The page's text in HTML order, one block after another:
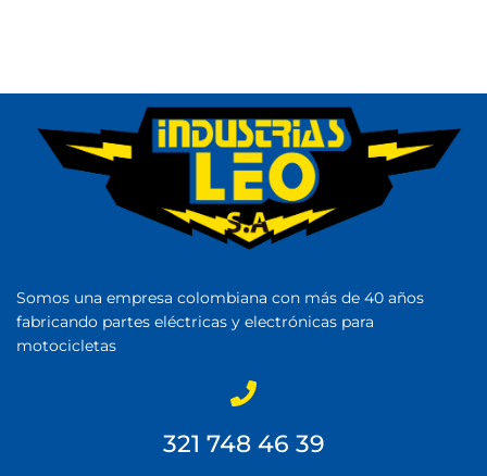
Somos una empresa colombiana con más de 40 años
fabricando partes eléctricas y electrónicas para
motocicletas
321 748 46 39